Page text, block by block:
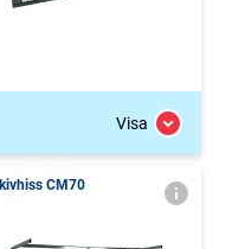
Visa
CM70